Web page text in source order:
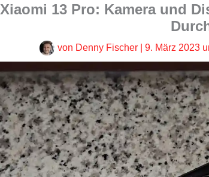
Xiaomi 13 Pro: Kamera und
von Denny Fischer 9. März 2023